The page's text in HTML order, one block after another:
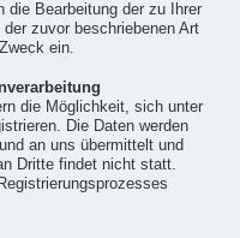
die Bearbeitung der zu Ihrer
zuvor beschriebenen Art
ein.
die Möglichkeit, sich unter
Die Daten werden
an uns übermittelt und
Dritte findet nicht statt.